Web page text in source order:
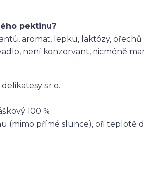
pektinu?
aromat, lepku, laktózy, ořechů
není konzervant, nicméně
s.r.o.
100 %
(mimo přímé slunce), při teplotě